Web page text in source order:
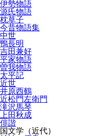
伊勢物語
源氏物語
枕草子
今昔物語集
中世
鴨長明
吉田兼好
平家物語
曽我物語
太平記
近世
井原西鶴
近松門左衛門
滝沢馬琴
上田秋成
俳諧
国文学（近代）